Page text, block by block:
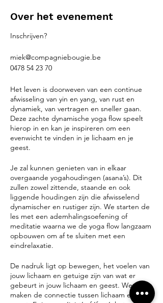
Over het evenement
Inschrijven?
miek@compagniebougie.be
0478 54 23 70
Het leven is doorweven van een continue
afwisseling van yin en yang, van rust en
dynamiek, van vertragen en sneller gaan.
Deze zachte dynamische yoga flow speelt
hierop in en kan je inspireren om een
evenwicht te vinden in je lichaam en je
geest.
Je zal kunnen genieten van in elkaar
overgaande yogahoudingen (asana’s). Dit
zullen zowel zittende, staande en ook
liggende houdingen zijn die afwisselend
dynamischer en rustiger zijn. We starten de
les met een ademhalingsoefening of
meditatie waarna we de yoga flow langzaam
opbouwen om af te sluiten met een
eindrelaxatie.
De nadruk ligt op bewegen, het voelen van
jouw lichaam en getuige zijn van wat er
gebeurt in jouw lichaam en geest. We
maken de connectie tussen lichaam en